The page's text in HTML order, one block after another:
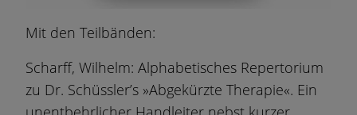
Mit den Teilbänden:
Scharff, Wilhelm: Alphabetisches Repertorium
zu Dr. Schüssler’s »Abgekürzte Therapie«. Ein